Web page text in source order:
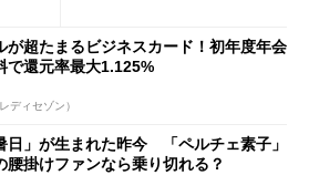
が超たまるビジネスカード！初年度年会
で還元率最大1.125%
ディセゾン）
日」が生まれた昨今 「ペルチェ素子」
腰掛けファンなら乗り切れる？